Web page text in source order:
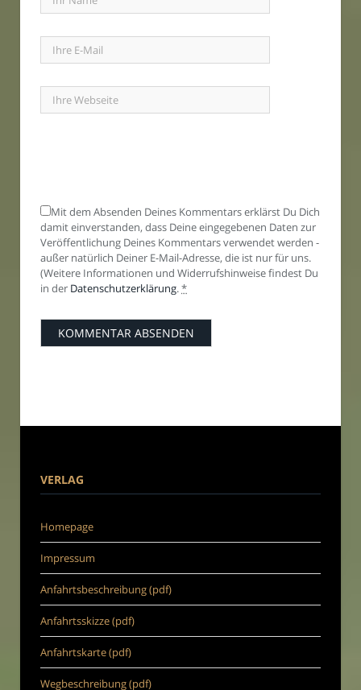
Mit dem Absenden Deines Kommentars erklärst Du Dich
damit einverstanden, dass Deine eingegebenen Daten zur
Veröffentlichung Deines Kommentars verwendet werden -
außer natürlich Deiner E-Mail-Adresse, die ist nur für uns.
(Weitere Informationen und Widerrufshinweise findest Du
in der Datenschutzerklärung.*
VERLAG
Homepage
Impressum
Anfahrtsbeschreibung (pdf)
Anfahrtsskizze (pdf)
Anfahrtskarte (pdf)
Wegbeschreibung (pdf)